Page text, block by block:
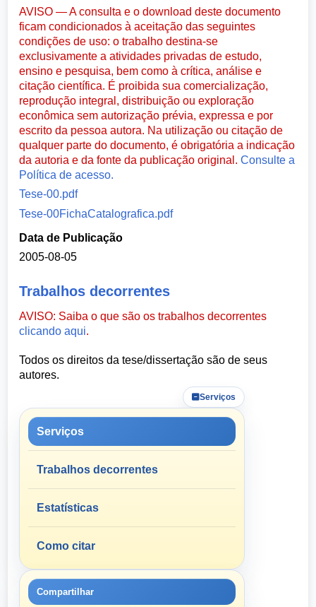
AVISO — A consulta e o download deste documento
ficam condicionados à aceitação das seguintes
condições de uso: o trabalho destina-se
exclusivamente a atividades privadas de estudo,
ensino e pesquisa, bem como à crítica, análise e
citação científica. É proibida sua comercialização,
reprodução integral, distribuição ou exploração
econômica sem autorização prévia, expressa e por
escrito da pessoa autora. Na utilização ou citação de
qualquer parte do documento, é obrigatória a indicação
da autoria e da fonte da publicação original.Consulte a
Política de acesso.
Tese-00.pdf
Tese-00FichaCatalografica.pdf
Data de Publicação
2005-08-05
Trabalhos decorrentes
AVISO: Saiba o que são os trabalhos decorrentes
clicando aqui.
Todos os direitos da tese/dissertação são de seus
autores.
Serviços
Serviços
Trabalhos decorrentes
Estatísticas
Como citar
Compartilhar